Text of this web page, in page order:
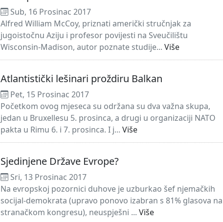
Sub, 16 Prosinac 2017
Alfred William McCoy, priznati američki stručnjak za
jugoistočnu Aziju i profesor povijesti na Sveučilištu
Wisconsin-Madison, autor poznate studije... Više
Atlantistički lešinari proždiru Balkan
Pet, 15 Prosinac 2017
Početkom ovog mjeseca su održana su dva važna skupa,
jedan u Bruxellesu 5. prosinca, a drugi u organizaciji NATO
pakta u Rimu 6. i 7. prosinca. I j... Više
Sjedinjene Države Evrope?
Sri, 13 Prosinac 2017
Na evropskoj pozornici duhove je uzburkao šef njemačkih
socijal-demokrata (upravo ponovo izabran s 81% glasova na
stranačkom kongresu), neuspješni ... Više